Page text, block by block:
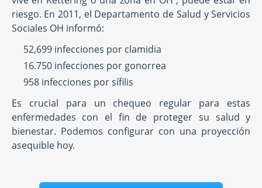
riesgo. En 2011, el Departamento de Salud y Servicios
Sociales OH informó:
52,699 infecciones por clamidia
16.750 infecciones por gonorrea
958 infecciones por sífilis
Es crucial para un chequeo regular para estas
enfermedades con el fin de proteger su salud y
bienestar. Podemos configurar con una proyección
asequible hoy.